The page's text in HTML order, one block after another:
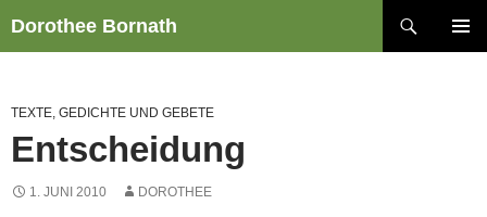
Inhalt
Dorothee Bornath
TEXTE, GEDICHTE UND GEBETE
Entscheidung
1. JUNI 2010 DOROTHEE